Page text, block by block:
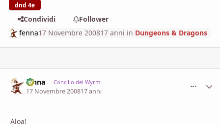
dnd 4e
Condividi
Follower
fenna17 Novembre 200817 anni in Dungeons & Dragons
fenna Concilio dei Wyrm
17 Novembre 200817 anni
Aloa!